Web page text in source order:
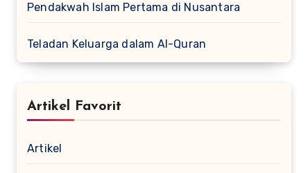
Pendakwah Islam Pertama di Nusantara
Teladan Keluarga dalam Al-Quran
Artikel Favorit
Artikel